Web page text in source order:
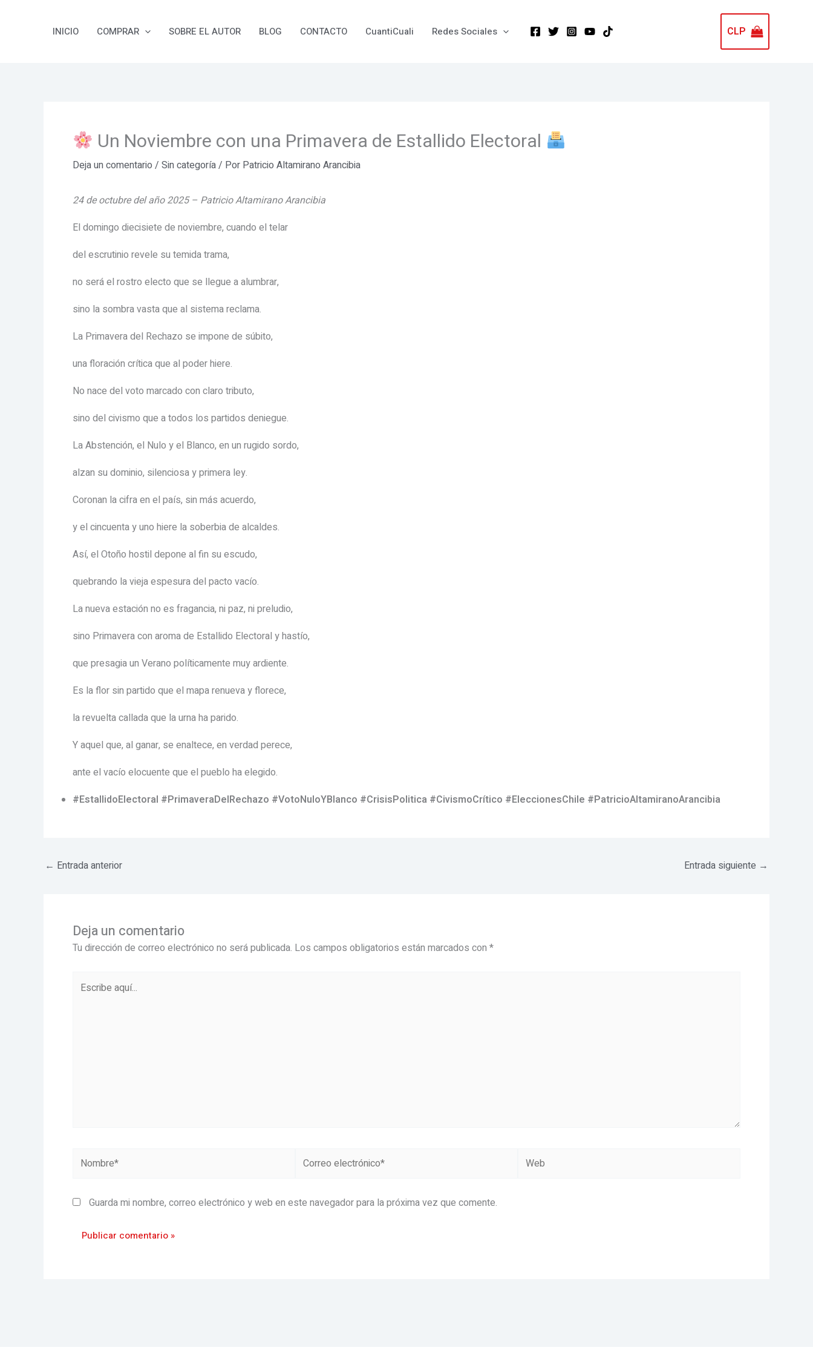
INICIO COMPRAR SOBRE EL AUTOR BLOG CONTACTO CuantiCuali Redes Sociales CLP
Un Noviembre con una Primavera de Estallido Electoral
Deja un comentario / Sin categoría/ Por Patricio Altamirano Arancibia
24 de octubre del año 2025 – Patricio Altamirano Arancibia
El domingo diecisiete de noviembre, cuando el telar
del escrutinio revele su temida trama,
no será el rostro electo que se llegue a alumbrar,
sino la sombra vasta que al sistema reclama.
La Primavera del Rechazo se impone de súbito,
una floración crítica que al poder hiere.
No nace del voto marcado con claro tributo,
sino del civismo que a todos los partidos deniegue.
La Abstención, el Nulo y el Blanco, en un rugido sordo,
alzan su dominio, silenciosa y primera ley.
Coronan la cifra en el país, sin más acuerdo,
y el cincuenta y uno hiere la soberbia de alcaldes.
Así, el Otoño hostil depone al fin su escudo,
quebrando la vieja espesura del pacto vacío.
La nueva estación no es fragancia, ni paz, ni preludio,
sino Primavera con aroma de Estallido Electoral y hastío,
que presagia un Verano políticamente muy ardiente.
Es la flor sin partido que el mapa renueva y florece,
la revuelta callada que la urna ha parido.
Y aquel que, al ganar, se enaltece, en verdad perece,
ante el vacío elocuente que el pueblo ha elegido.
#EstallidoElectoral #PrimaveraDelRechazo #VotoNuloYBlanco #CrisisPolitica #CivismoCrítico #EleccionesChile #PatricioAltamiranoArancibia
← Entrada anterior Entrada siguiente →
Deja un comentario
Tu dirección de correo electrónico no será publicada. Los campos obligatorios están marcados con *
Nombre*
Correo
Web
Guarda mi nombre, correo electrónico y web en este navegador para la próxima vez que comente.